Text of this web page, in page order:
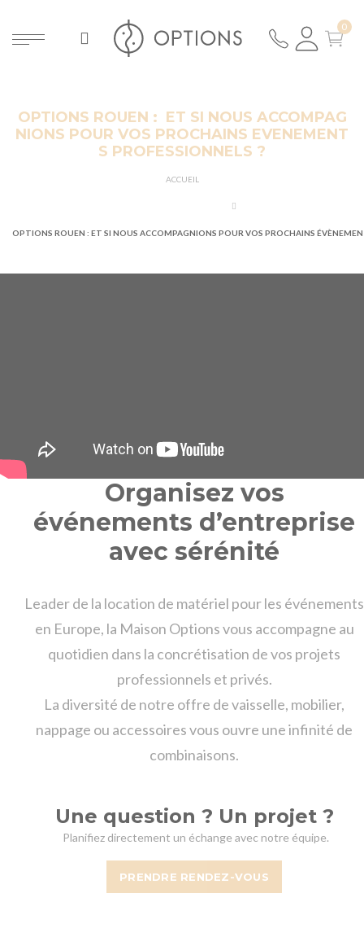
OPTIONS ROUEN : ET SI NOUS ACCOMPAG
NIONS POUR VOS PROCHAINS EVENEMENT
S PROFESSIONNELS ?
ACCUEIL
OPTIONS ROUEN : ET SI NOUS ACCOMPAGNIONS POUR VOS PROCHAINS
Organisez vos
événements d’entreprise
avec sérénité
Leader de la location de matériel pour les événements
en Europe, la Maison Options vous accompagne au
quotidien dans la concrétisation de vos projets
professionnels et privés.
La diversité de notre offre de vaisselle, mobilier,
nappage ou accessoires vous ouvre une infinité de
combinaisons.
Une question ? Un projet ?
Planifiez directement un échange avec notre équipe.
PRENDRE RENDEZ-VOUS